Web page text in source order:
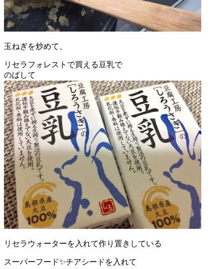
玉ねぎを炒めて、
リセラフォレストで買える豆乳で
のばして
リセラウォーターを入れて作り置きしている
スーパーフード✨チアシードを入れて